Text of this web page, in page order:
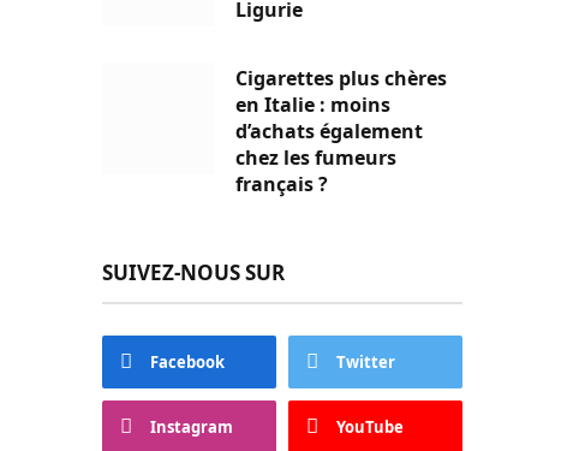
Ligurie
Cigarettes plus chères
en Italie : moins
d’achats également
chez les fumeurs
français ?
SUIVEZ-NOUS SUR
Facebook Twitter
Instagram YouTube